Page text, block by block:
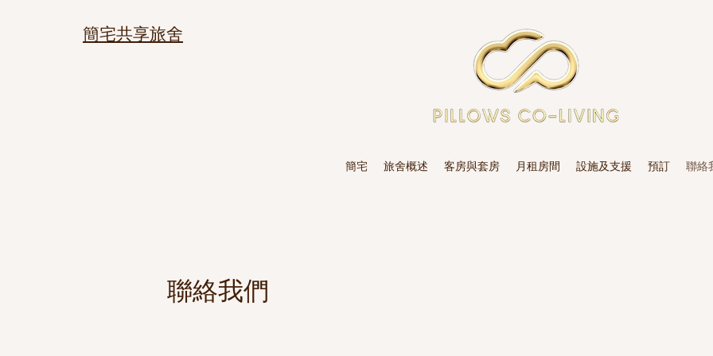
簡宅共享旅舍
簡宅 旅舍概述 客房與套房 月租房間 設施及支援 預訂 聯絡
聯絡我們